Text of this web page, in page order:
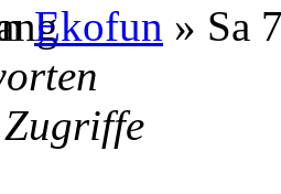
Ekofun » Sa
Zugriffe